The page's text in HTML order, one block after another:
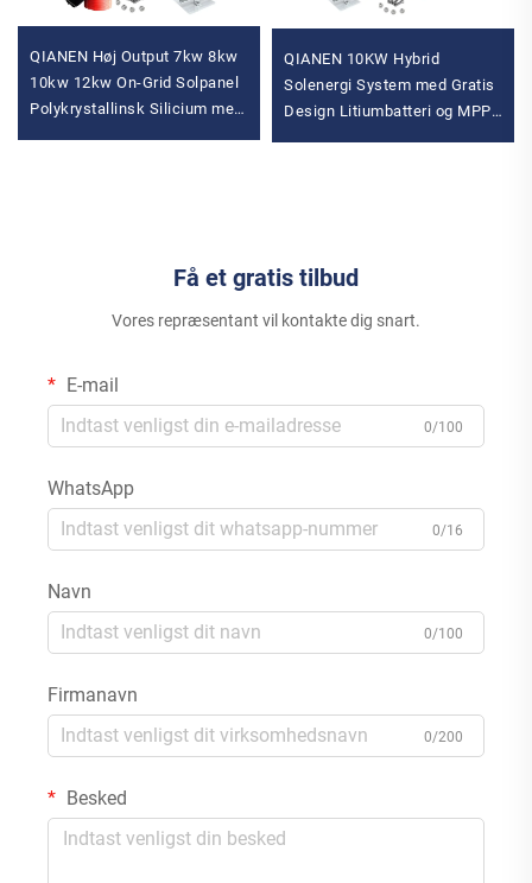
QIANEN Høj Output 7kw 8kw
10kw 12kw On-Grid Solpanel
Polykrystallinsk Silicium med
QIANEN 10KW Hybrid
Solenergi System med Gratis
Design Litiumbatteri og MPPT
Få et gratis tilbud
Vores repræsentant vil kontakte dig snart.
E-mail
0/100
WhatsApp
0/16
Navn
0/100
Firmanavn
0/200
Besked